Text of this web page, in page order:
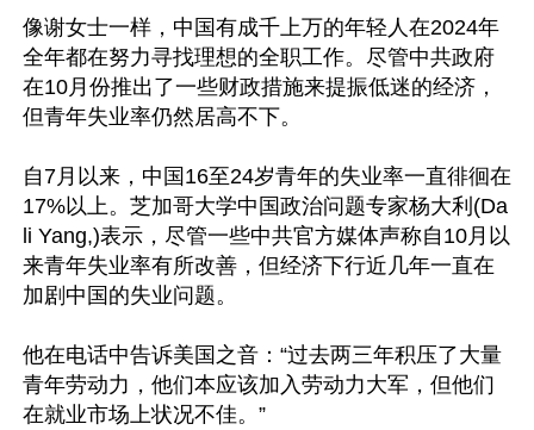
像谢女士一样，中国有成千上万的年轻人在2024年
全年都在努力寻找理想的全职工作。尽管中共政府
在10月份推出了一些财政措施来提振低迷的经济，
但青年失业率仍然居高不下。
自7月以来，中国16至24岁青年的失业率一直徘徊在
17%以上。芝加哥大学中国政治问题专家杨大利(Da
li Yang,)表示，尽管一些中共官方媒体声称自10月以
来青年失业率有所改善，但经济下行近几年一直在
加剧中国的失业问题。
他在电话中告诉美国之音：“过去两三年积压了大量
青年劳动力，他们本应该加入劳动力大军，但他们
在就业市场上状况不佳。”